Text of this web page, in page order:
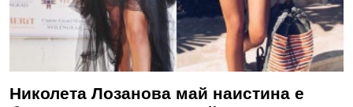
Николета Лозанова май наистина е